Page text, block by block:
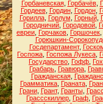
Горбаневская, Горбачёв,
Гордеев, Гордин, Гордон,
Горилла, Горлум Горный,
Городничий Городовой
евреи Горчаков Горшочек
Горюшкин-
Госдепартамент,
Госпожа Госпожа Лукеса
Государство Гофф
Грабарь Гравюра
Гражданская,
Грамматика Граната
Грани, Грант, Гранты,
Грассскиллер Граф